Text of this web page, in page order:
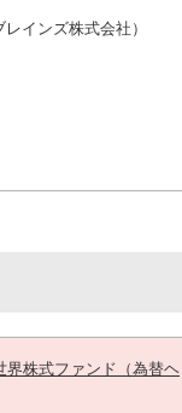
インズ株式会社）
界株式ファンド（為替ヘ